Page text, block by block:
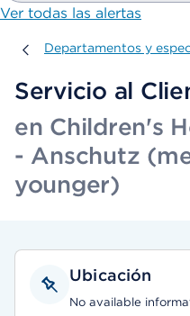
Ver todas las alertas
Departamentos y
Departamentos y
Servicio al
en Children's
- Anschutz
younger)
Ubicación
No available